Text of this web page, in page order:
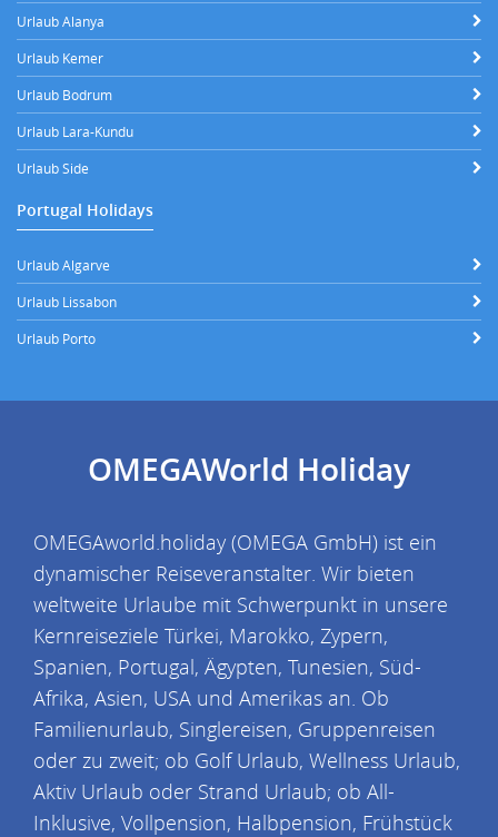
Urlaub Alanya
Urlaub Kemer
Urlaub Bodrum
Urlaub Lara-Kundu
Urlaub Side
Portugal Holidays
Urlaub Algarve
Urlaub Lissabon
Urlaub Porto
OMEGAWorld Holiday
OMEGAworld.holiday (OMEGA GmbH) ist ein
dynamischer Reiseveranstalter. Wir bieten
weltweite Urlaube mit Schwerpunkt in unsere
Kernreiseziele Türkei, Marokko, Zypern,
Spanien, Portugal, Ägypten, Tunesien, Süd-
Afrika, Asien, USA und Amerikas an. Ob
Familienurlaub, Singlereisen, Gruppenreisen
oder zu zweit; ob Golf Urlaub, Wellness Urlaub,
Aktiv Urlaub oder Strand Urlaub; ob All-
Inklusive, Vollpension, Halbpension, Frühstück